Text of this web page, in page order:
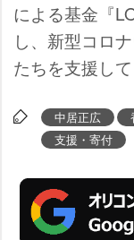
による基金『
し、新型コロ
たちを支援して
中居正広
支援・寄付